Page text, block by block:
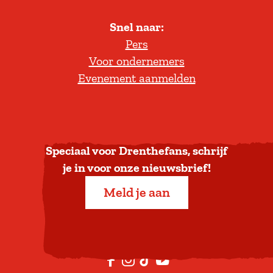
l
t
e
r
a
a
b
n
Snel naar:
Pers
Voor ondernemers
Evenement aanmelden
Speciaal voor Drenthefans, schrijf
je in voor onze nieuwsbrief!
Meld je aan
F
I
T
Y